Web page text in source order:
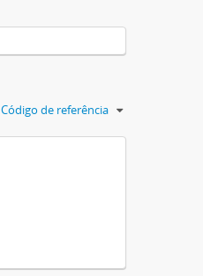
Código de referência